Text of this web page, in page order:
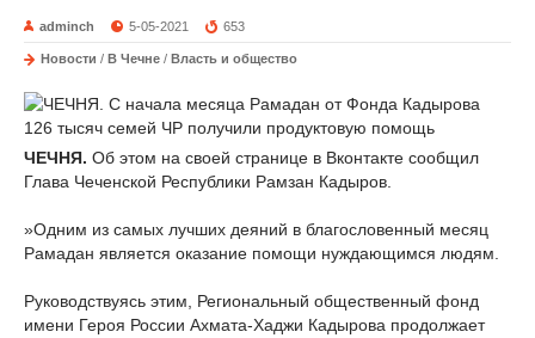
adminch 5-05-2021 653
Новости / В Чечне / Власть и общество
ЧЕЧНЯ. Об этом на своей странице в Вконтакте сообщил
Глава Чеченской Республики Рамзан Кадыров.
»Одним из самых лучших деяний в благословенный месяц
Рамадан является оказание помощи нуждающимся людям.
Руководствуясь этим, Региональный общественный фонд
имени Героя России Ахмата-Хаджи Кадырова продолжает